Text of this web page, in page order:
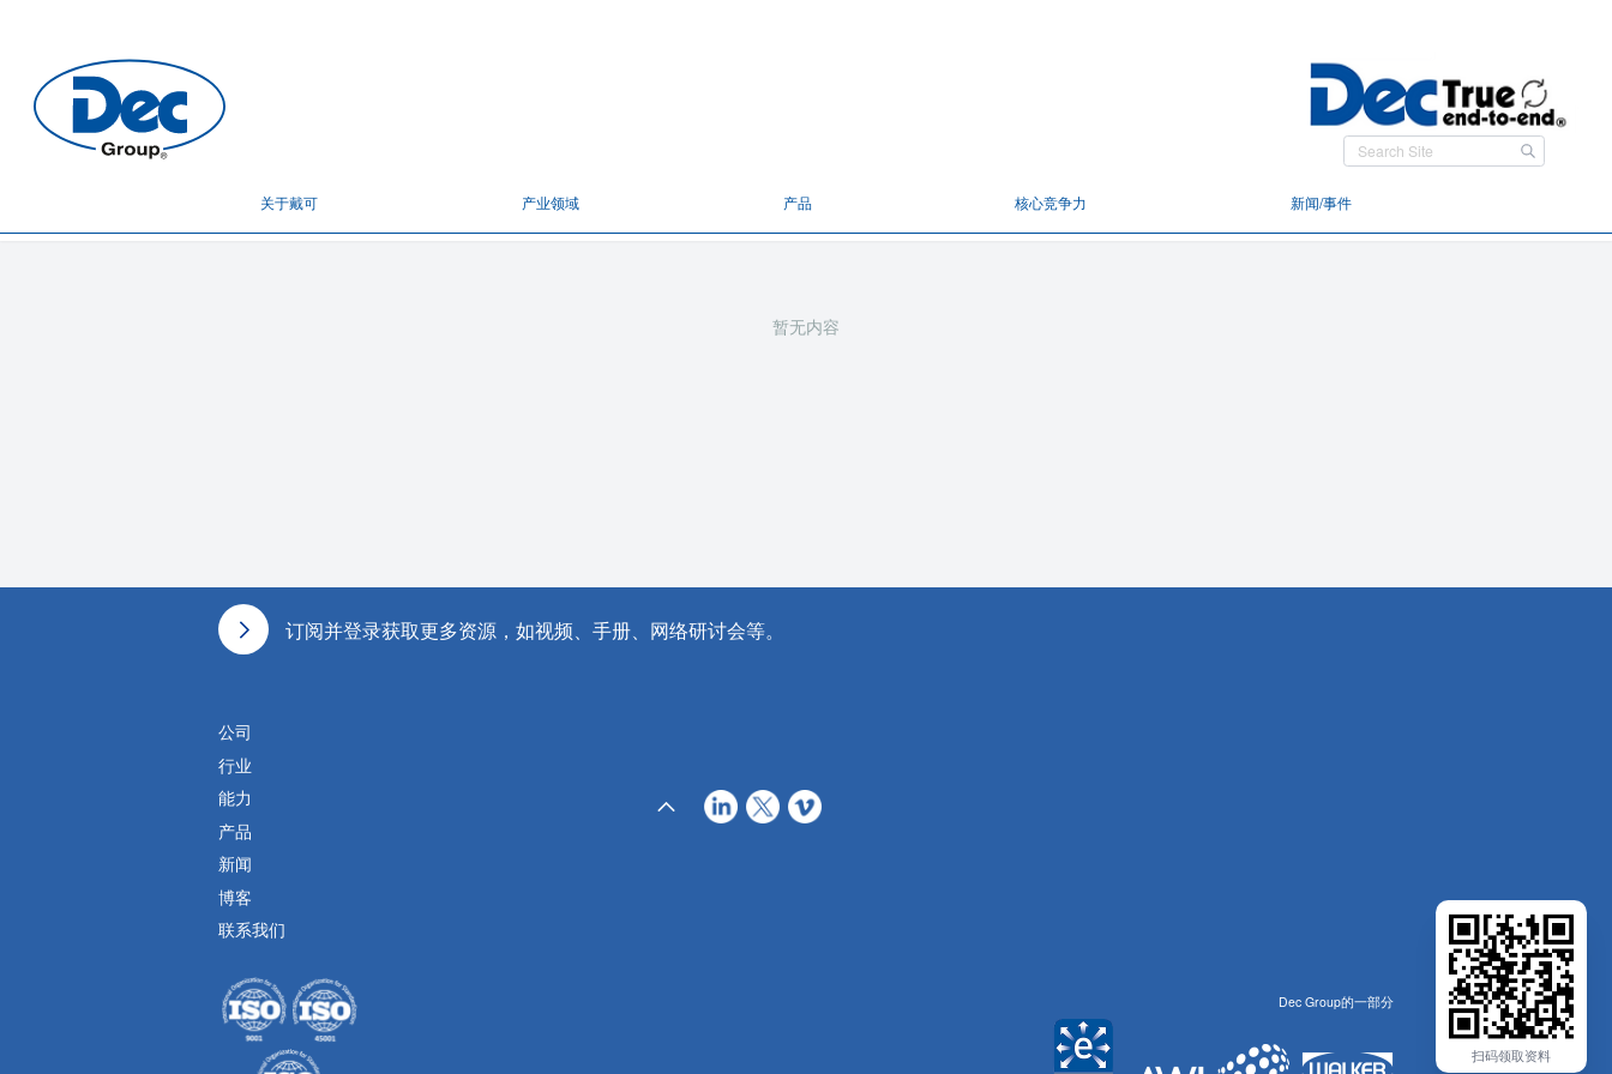
关于戴可 产业领域 产品 核心竞争力 新闻/事件
暂无内容
订阅并登录获取更多资源，如视频、手册、网络研讨会等。
公司
行业
能力
产品
新闻
博客
联系我们
Dec Group的一部分
扫码领取资料